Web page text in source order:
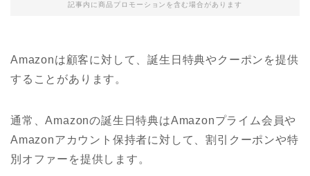
記事内に商品プロモーションを含む場合があります
Amazonは顧客に対して、誕生日特典やクーポンを提供
することがあります。
通常、Amazonの誕生日特典はAmazonプライム会員や
Amazonアカウント保持者に対して、割引クーポンや特
別オファーを提供します。